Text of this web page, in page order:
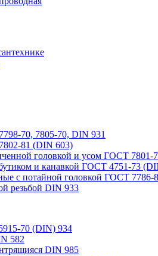
70, 7805-70, DIN 931
81 (DIN 603)
головкой и усом ГОСТ 7801-
и канавкой ГОСТ 4751-73
с потайной головкой ГОСТ 7786-
резьбой DIN 933
70 (DIN) 934
582
DIN 985